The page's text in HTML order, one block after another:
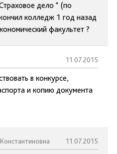
дело " (по
колледж 1 год назад
факультет ?
11.07.2015
в конкурсе,
и копию документа
11.07.2015